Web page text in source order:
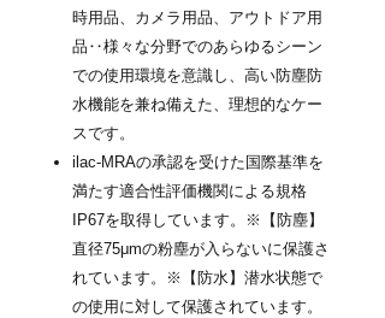
時用品、カメラ用品、アウトドア用
品‥様々な分野でのあらゆるシーン
での使用環境を意識し、高い防塵防
水機能を兼ね備えた、理想的なケー
スです。
ilac-MRAの承認を受けた国際基準を
満たす適合性評価機関による規格
IP67を取得しています。※【防塵】
直径75μmの粉塵が入らないに保護さ
れています。※【防水】潜水状態で
の使用に対して保護されています。